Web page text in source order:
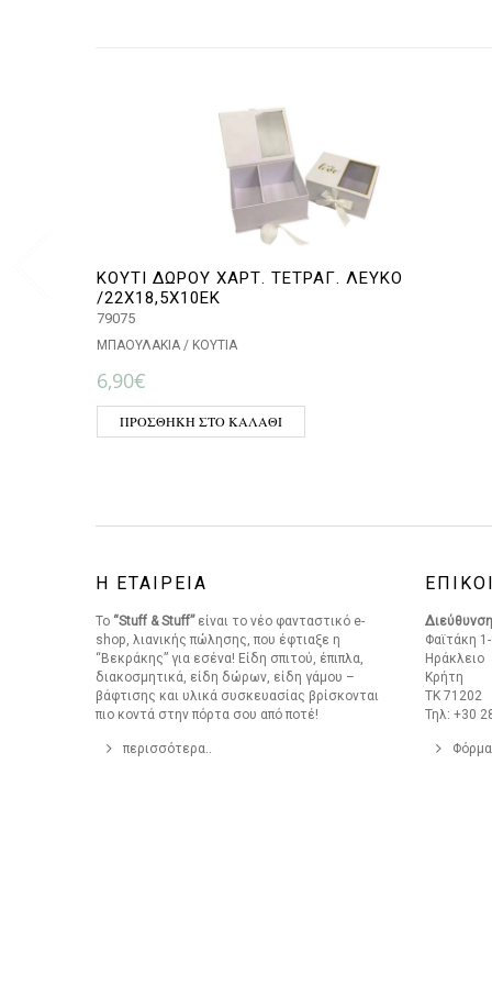
ΚΟΥΤΙ ΔΩΡΟΥ ΧΑΡΤ. ΤΕΤΡΑΓ. ΛΕΥΚΟ
/22Χ18,5Χ10ΕΚ
79075
ΜΠΑΟΥΛΑΚΙΑ / ΚΟΥΤΙΑ
6,90€
ΠΡΟΣΘΉΚΗ ΣΤΟ ΚΑΛΆΘΙ
Η ΕΤΑΙΡΕΙΑ
Το “Stuff & Stuff”είναι το νέο φανταστικό e-
shop, λιανικής πώλησης, που έφτιαξε η
“Βεκράκης” για εσένα! Είδη σπιτού, έπιπλα,
διακοσμητικά, είδη δώρων, είδη γάμου –
βάφτισης και υλικά συσκευασίας βρίσκονται
πιο κοντά στην πόρτα σου από ποτέ!
περισσότερα..
Διεύθυνση
Φαϊτάκη
Ηράκλειο
Κρήτη
ΤΚ 71202
Τηλ: +30
Φόρμα